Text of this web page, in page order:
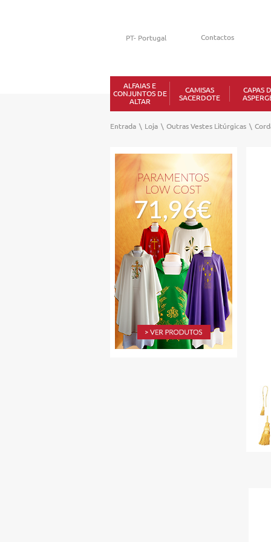
Contactos
ALFAIAS E
CONJUNTOS DE
ALTAR
CAMISAS
SACERDOTE
CAPAS
Entrada \ Loja \ Outras Vestes Litúrgicas \